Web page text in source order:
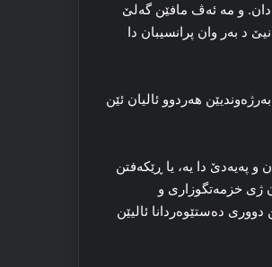
و مه‌ ئه‌ڤ مافێن گه‌لێ
د به‌ر وان پرانسیبان دا
هه‌ردوو ئالیان ئێن
پەیەدێ دا یه‌، یا ڕێکه‌فتن
ژی خزمه‌تگوزاری و
ده‌ستێوه‌ردانا ئالیێن